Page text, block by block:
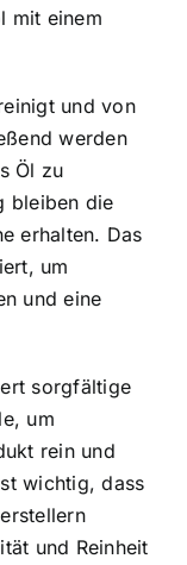
mit einem
und von
werden
Öl zu
bleiben die
erhalten. Das
um
und eine
sorgfältige
um
rein und
wichtig, dass
und Reinheit